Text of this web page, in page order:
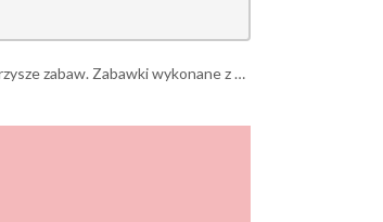
Przytul i Kochaj to linia miękkich zabawek nie tylko do przytulania. To przede wszystkim przyjaciele dzieciaków, ich powiernicy, obrońcy i towarzysze zabaw. Zabawki wykonane z najlepszych mięciutkich materiałów sprawiają, że każdy chciałby mieć takiego przyjaciela. Śliczne lalki, mięciutkie bujaczki, wygodne koniki to zabawki do kochania.